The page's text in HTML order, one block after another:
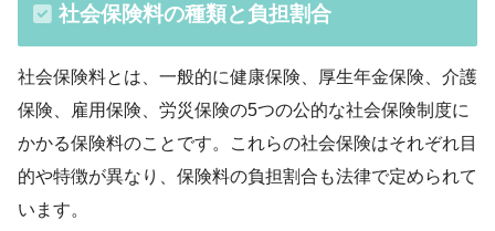
社会保険料の種類と負担割合
社会保険料とは、一般的に健康保険、厚生年金保険、介護
保険、雇用保険、労災保険の5つの公的な社会保険制度に
かかる保険料のことです。これらの社会保険はそれぞれ目
的や特徴が異なり、保険料の負担割合も法律で定められて
います。